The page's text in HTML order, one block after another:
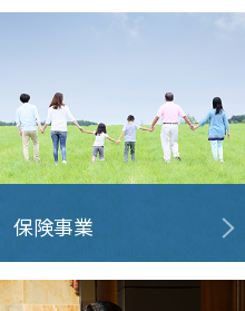
保険事業